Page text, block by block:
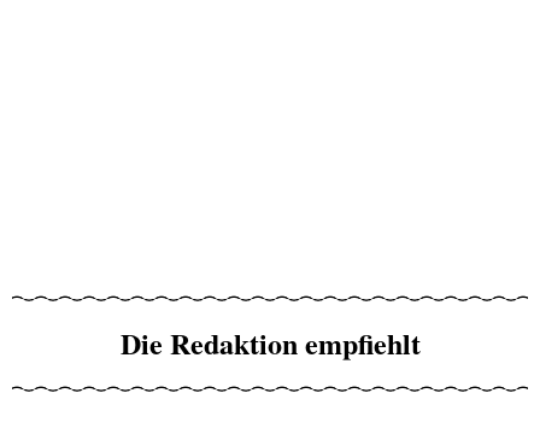
Die Redaktion empfiehlt